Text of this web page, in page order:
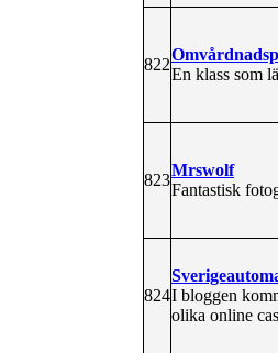
822
En klass som
823
Mrswolf
Fantastisk
824I bloggen
olika online